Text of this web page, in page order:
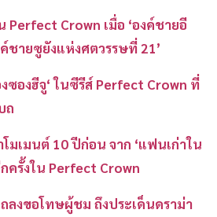
Crown เมื่อ ‘องค์ชายอี
ชายซูยังแห่งศตวรรษที่ 21’
งซองฮีจู‘ ในซีรีส์ Perfect Crown ที่
ถ
มเมนต์ 10 ปีก่อน จาก ‘แฟนเก่าใน
ครั้งใน Perfect Crown
ลงขอโทษผู้ชม ถึงประเด็นดราม่า